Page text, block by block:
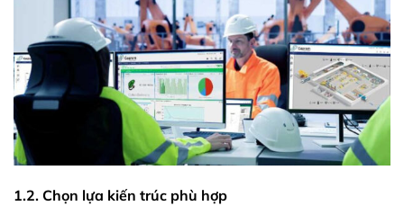
1.2. Chọn lựa kiến trúc phù hợp